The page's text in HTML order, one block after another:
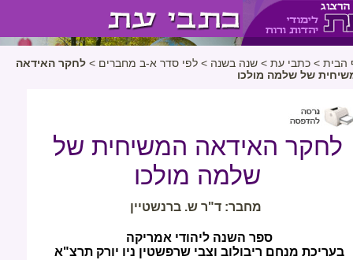
הבית > כתבי עת > שנה בשנה > לפי סדר א-ב מחברים > לחקר האידאה
של שלמה מולכו
לחקר האידאה המשיחית של
שלמה מולכו
מחבר: ד"ר ש. ברנשטיין
ספר השנה ליהודי אמריקה
בעריכת מנחם ריבולוב וצבי שרפשטין ניו יורק תרצ"א